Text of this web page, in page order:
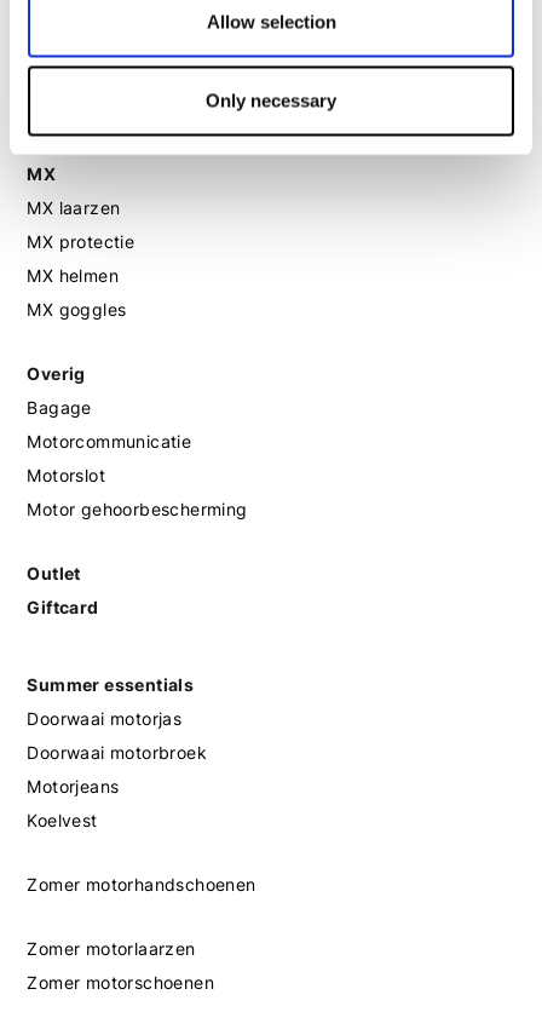
Allow selection
Only necessary
Motorlaarzen dames
Motorschoenen dames
MX
MX laarzen
MX protectie
MX helmen
MX goggles
Overig
Bagage
Motorcommunicatie
Motorslot
Motor gehoorbescherming
Outlet
Giftcard
Summer essentials
Doorwaai motorjas
Doorwaai motorbroek
Motorjeans
Koelvest
Zomer motorhandschoenen
Zomer motorlaarzen
Zomer motorschoenen